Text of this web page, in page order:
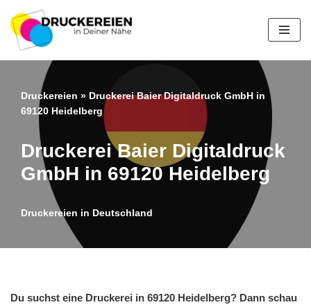
Zum
Inhalt
springen
Druckereien » Druckerei Baier Digitaldruck GmbH in
69120 Heidelberg
Druckerei Baier Digitaldruck
GmbH in 69120 Heidelberg
Druckereien in Deutschland
Du suchst eine Druckerei in 69120 Heidelberg? Dann schau